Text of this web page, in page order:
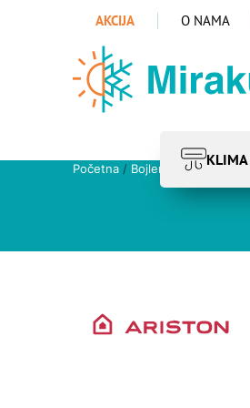
AKCIJA O NAMA
Početna / Bojleri Električni